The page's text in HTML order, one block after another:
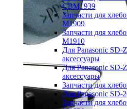
CBM1939
Запчасти для
M1909
Запчасти для
M1910
Для Panasonic SD-
аксессуары
Для Panasonic SD-
аксессуары
Запчасти для
Для Panasonic SD-
Запчасти для